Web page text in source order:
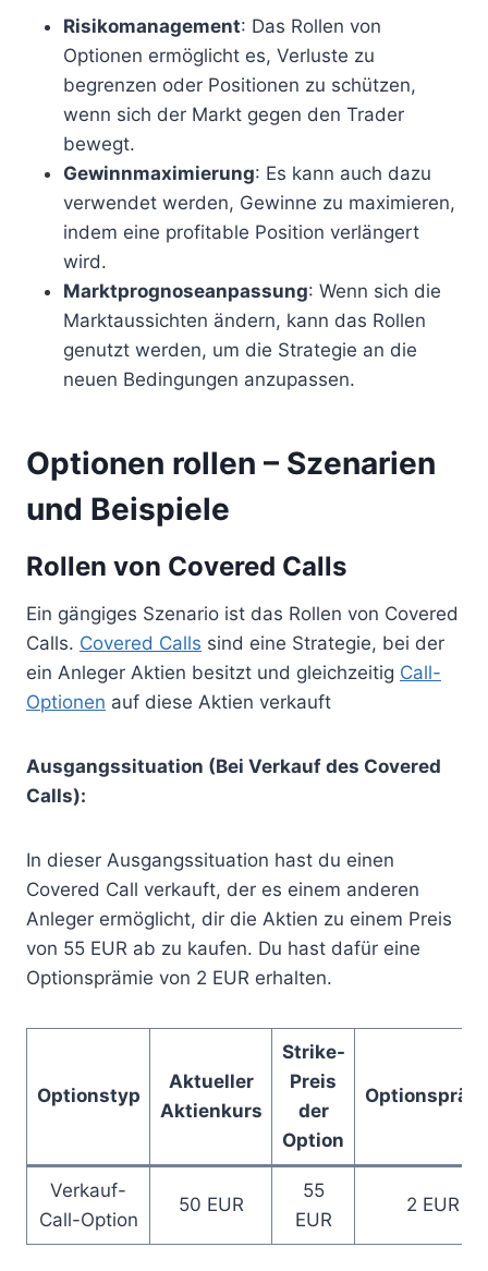
Risikomanagement: Das Rollen von
Optionen ermöglicht es, Verluste zu
begrenzen oder Positionen zu schützen,
wenn sich der Markt gegen den Trader
bewegt.
Gewinnmaximierung: Es kann auch dazu
verwendet werden, Gewinne zu maximieren,
indem eine profitable Position verlängert
wird.
Marktprognoseanpassung: Wenn sich die
Marktaussichten ändern, kann das Rollen
genutzt werden, um die Strategie an die
neuen Bedingungen anzupassen.
Optionen rollen – Szenarien
und Beispiele
Rollen von Covered Calls
Ein gängiges Szenario ist das Rollen von Covered
Calls. Covered Calls sind eine Strategie, bei der
ein Anleger Aktien besitzt und gleichzeitig Call-
Optionen auf diese Aktien verkauft
Ausgangssituation (Bei Verkauf des Covered
Calls):
In dieser Ausgangssituation hast du einen
Covered Call verkauft, der es einem anderen
Anleger ermöglicht, dir die Aktien zu einem Preis
von 55 EUR ab zu kaufen. Du hast dafür eine
Optionsprämie von 2 EUR erhalten.
Optionstyp
Aktueller
Aktienkurs
Strike-
Preis
der
Option
Verkauf-
Call-Option
50 EUR
55
EUR
2 EUR